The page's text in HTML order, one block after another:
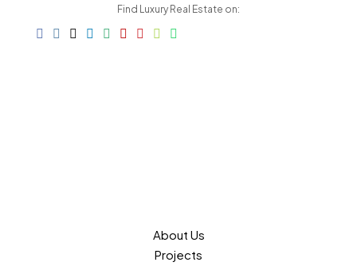
Find Luxury Real Estate on:
About Us
Projects